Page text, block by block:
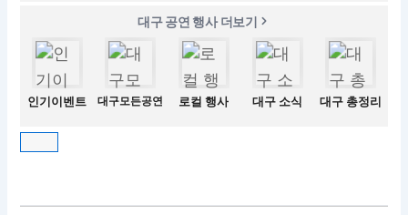
대구 공연 행사 더보기
인기이벤트 대구모든공연 로컬 행사 대구 소식 대구 총정리